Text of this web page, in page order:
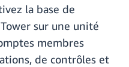
la base de
sur une unité
membres
de contrôles et